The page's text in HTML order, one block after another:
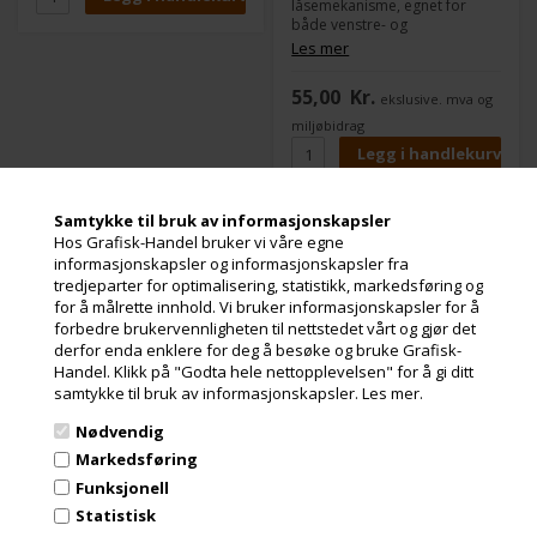
Samtykke til bruk av informasjonskapsler
Hos Grafisk-Handel bruker vi våre egne
informasjonskapsler og informasjonskapsler fra
tredjeparter for optimalisering, statistikk, markedsføring og
for å målrette innhold. Vi bruker informasjonskapsler for å
forbedre brukervennligheten til nettstedet vårt og gjør det
derfor enda enklere for deg å besøke og bruke Grafisk-
Handel. Klikk på "Godta hele nettopplevelsen" for å gi ditt
samtykke til bruk av informasjonskapsler. Les mer.
Nødvendig
Markedsføring
Funksjonell
Statistisk
låsemekanisme, egnet for
både venstre- og
høyrehendte. Bruk knivbladet:
BA-170.
Les mer
55,00 Kr. ekslusive. mva og
miljøbidrag
NT-Cutter Kartonkniv
NT-Cutter Quick Knife
Q-100P
471 stk. på lager
Varenr.: 105660
En enkel kartongkniv med et
knivblad som kan oppbevares
i plasthåndtaket for sikker
oppbevaring. Tilgjengelig i
NT-Cutter Kartonkniv
NT-Cutter R-1200